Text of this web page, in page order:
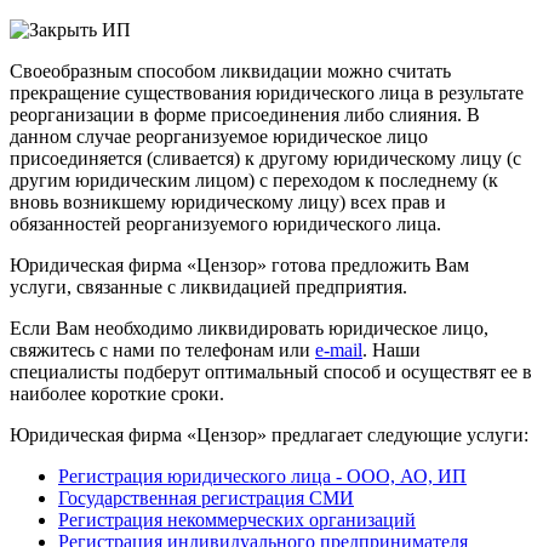
Своеобразным способом ликвидации можно считать
прекращение существования юридического лица в результате
реорганизации в форме присоединения либо слияния. В
данном случае реорганизуемое юридическое лицо
присоединяется (сливается) к другому юридическому лицу (с
другим юридическим лицом) с переходом к последнему (к
вновь возникшему юридическому лицу) всех прав и
обязанностей реорганизуемого юридического лица.
Юридическая фирма «Цензор» готова предложить Вам
услуги, связанные с ликвидацией предприятия.
Если Вам необходимо ликвидировать юридическое лицо,
свяжитесь с нами по телефонам или e-mail. Наши
специалисты подберут оптимальный способ и осуществят ее в
наиболее короткие сроки.
Юридическая фирма «Цензор» предлагает следующие услуги:
Регистрация юридического лица - ООО, АО, ИП
Государственная регистрация СМИ
Регистрация некоммерческих организаций
Регистрация индивидуального предпринимателя